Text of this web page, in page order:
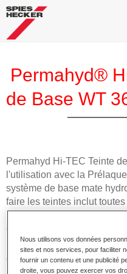
Permahyd®
de Base WT
Permahyd Hi-TEC Teinte
l'utilisation avec la
système de base mate
faire les teintes inclut
nécessaires pour la
des voitures de tourisme.
Caractéristiques du
Nous utilisons vos données
sites et nos services, pour faciliter
fournir un contenu et une publicité
droite, vous pouvez exercer vos